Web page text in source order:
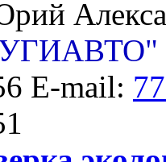
E-mail: